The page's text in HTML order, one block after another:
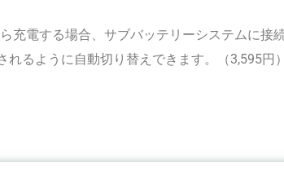
充電する場合、サブバッテリーシステムに接
れるように自動切り替えできます。（3,595円